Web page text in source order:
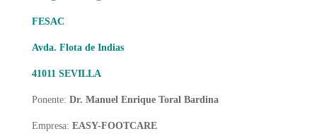
FESAC
Avda. Flota de Indias
41011 SEVILLA
Ponente: Dr. Manuel Enrique Toral Bardina
Empresa: EASY-FOOTCARE